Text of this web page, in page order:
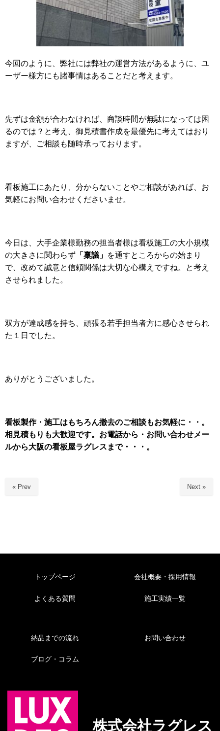
今回のように、弊社には弊社の運営方法があるように、ユ
ーザー様方にも諸事情はあることだと考えます。
先ずは金額が合わなければ、商談時間が無駄になっては困
るのでは？と考え、御見積書作成を最優先に考えてはおり
ますが、ご相談も随時承っております。
看板施工にあたり、分からないことやご相談があれば、お
気軽にお問い合わせくださいませ。
今日は、大手企業様勤務の担当者様は看板施工の大小規模
の大きさに関わらず 「稟議」 を通すところからの始まり
で、改めて誠意と信頼関係は大切な心構えですね。 と考え
させられました。
双方が達成感を持ち、頑張る若手担当者方に感心させられ
た１日でした。
ありがとうございました。
看板製作・施工はもちろん撤去のご相談もお気軽に・・。
相見積もりも大歓迎です。お電話から・お問い合わせメー
ルから大阪の看板屋ラグレスまで・・・。
« Prev Next »
トップページ
よくある質問
会社概要・採用情報
施工実績一覧
納品までの流れ
ブログ・コラム
お問い合わせ
株式会社ラグレス